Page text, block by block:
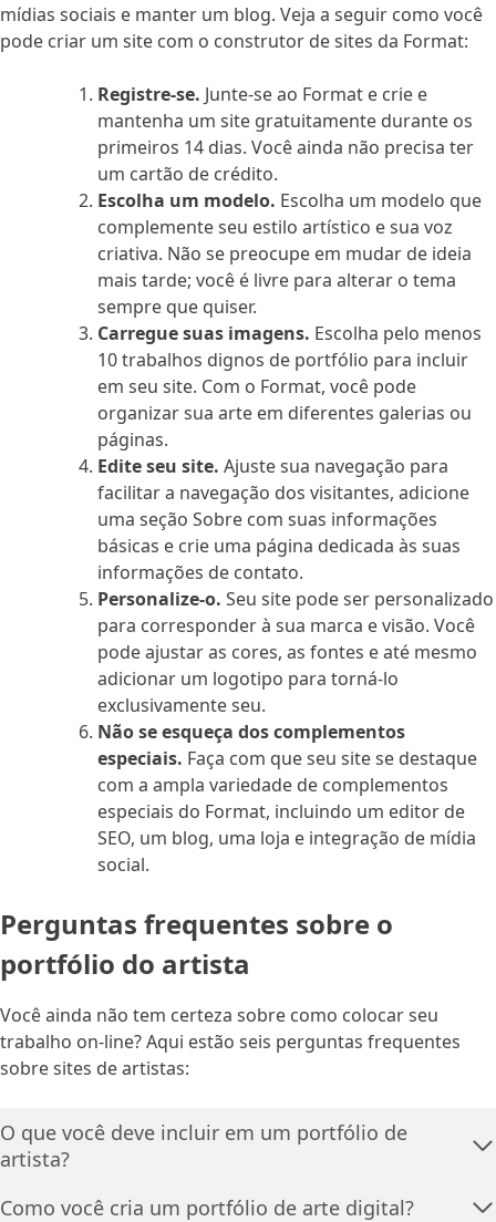
mídias sociais e manter um blog. Veja a seguir como você
pode criar um site com o construtor de sites da Format:
Registre-se. Junte-se ao Format e crie e
mantenha um site gratuitamente durante os
primeiros 14 dias. Você ainda não precisa ter
um cartão de crédito.
Escolha um modelo. Escolha um modelo que
complemente seu estilo artístico e sua voz
criativa. Não se preocupe em mudar de ideia
mais tarde; você é livre para alterar o tema
sempre que quiser.
Carregue suas imagens. Escolha pelo menos
10 trabalhos dignos de portfólio para incluir
em seu site. Com o Format, você pode
organizar sua arte em diferentes galerias ou
páginas.
Edite seu site. Ajuste sua navegação para
facilitar a navegação dos visitantes, adicione
uma seção Sobre com suas informações
básicas e crie uma página dedicada às suas
informações de contato.
Personalize-o. Seu site pode ser personalizado
para corresponder à sua marca e visão. Você
pode ajustar as cores, as fontes e até mesmo
adicionar um logotipo para torná-lo
exclusivamente seu.
Não se esqueça dos complementos
especiais. Faça com que seu site se destaque
com a ampla variedade de complementos
especiais do Format, incluindo um editor de
SEO, um blog, uma loja e integração de mídia
social.
Perguntas frequentes sobre o
portfólio do artista
Você ainda não tem certeza sobre como colocar seu
trabalho on-line? Aqui estão seis perguntas frequentes
sobre sites de artistas:
O que você deve incluir em um portfólio de
artista?
Como você cria um portfólio de arte digital?